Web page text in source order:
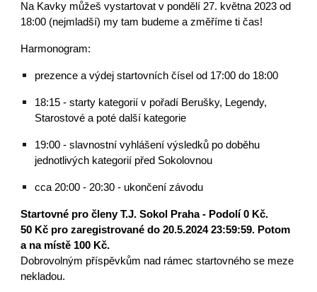
Na Kavky můžeš vystartovat v pondělí 27. května 2023 od
18:00 (nejmladší) my tam budeme a změříme ti čas!
Harmonogram:
prezence a výdej startovních čísel od 17:00 do 18:00
18:15 - starty kategorií v pořadí Berušky, Legendy,
Starostové a poté další kategorie
19:00 - slavnostní vyhlášení výsledků po doběhu
jednotlivých kategorií před Sokolovnou
cca 20:00 - 20:30 - ukončení závodu
Startovné pro členy T.J. Sokol Praha - Podolí 0 Kč.
50 Kč pro zaregistrované do 20.5.2024 23:59:59. Potom
a na místě 100 Kč.
Dobrovolným příspěvkům nad rámec startovného se meze
nekladou.